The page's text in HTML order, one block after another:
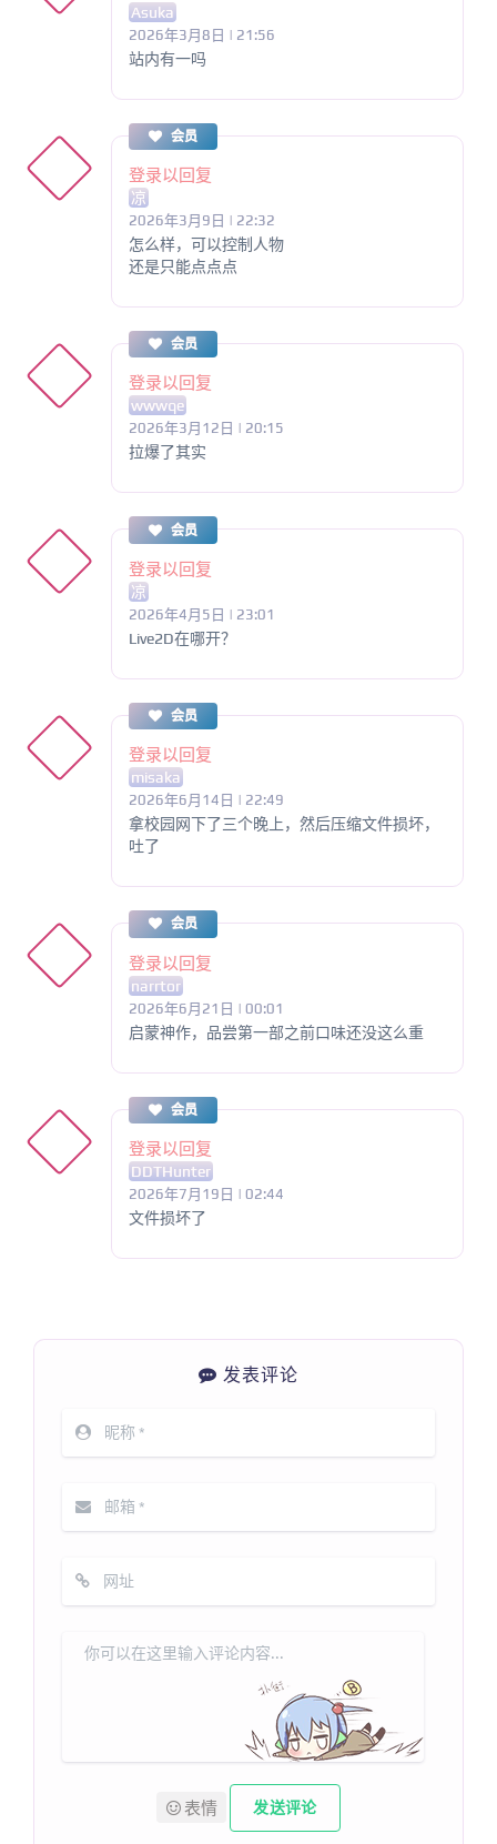
Asuka
2026年3月8日 | 21:56
站内有一吗
会员
登录以回复
凉
2026年3月9日 | 22:32
怎么样，可以控制人物
还是只能点点点
会员
登录以回复
wwwqe
2026年3月12日 | 20:15
拉爆了其实
会员
登录以回复
凉
2026年4月5日 | 23:01
Live2D在哪开？
会员
登录以回复
misaka
2026年6月14日 | 22:49
拿校园网下了三个晚上，然后压缩文件损坏，
吐了
会员
登录以回复
narrtor
2026年6月21日 | 00:01
启蒙神作，品尝第一部之前口味还没这么重
会员
登录以回复
DDTHunter
2026年7月19日 | 02:44
文件损坏了
发表评论
表情 发送评论